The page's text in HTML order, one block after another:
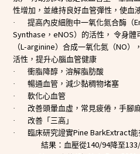
性增加，並維持良好血管彈性，使血
·
提高內皮細胞中一氧化氮合酶（
Synthase ， eNOS）的活性， 令身體
（L-arginine）合成一氧化氮（NO）
活性，提升心腦血管健康
·
衝脂降醇，溶解脂肪酸
·
暢通血管，減少黏稠物堵塞
·
軟化心血管
·
改善頭暈血虛，常見疲倦，手腳
·
改善「三高」
·
臨床研究證實Pine BarkExtract
結果：血壓從140/94降至